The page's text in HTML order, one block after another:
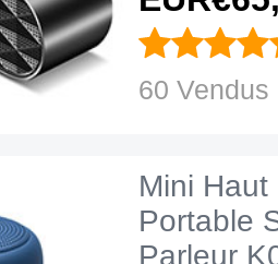
60 Vendus
Mini
Portable
Parleur